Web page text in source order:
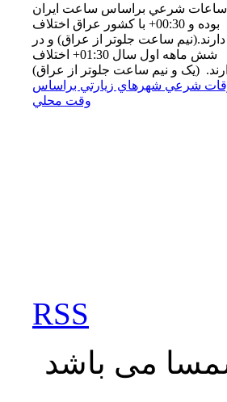
ساعات شرعي براساس ساعت ايران
بوده و 00:30+ با كشور عراق اختلاف
دارند.(نيم ساعت جلوتر از عراق) و در
شش ماهه اول سال 01:30+ اختلاف
(یک و نیم ساعت جلوتر از عراق)
شرعي شهرهاي زيارتي براساس
وقت محلي
RSS
می باشد